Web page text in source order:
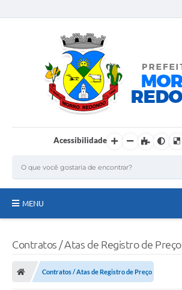
Acessibilidade
MENU
Secretarias
Contratos / Atas de Registro de Preço
Contratos / Atas de Registro de Preço